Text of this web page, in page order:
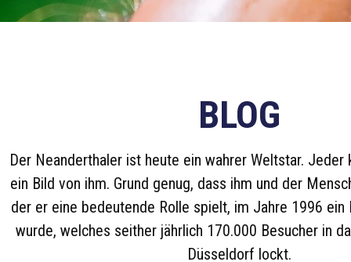
BLOG
Der Neanderthaler ist heute ein wahrer Weltstar. Jeder
ein Bild von ihm. Grund genug, dass ihm und der
der er eine bedeutende Rolle spielt, im Jahre 1996
wurde, welches seither jährlich 170.000 Besucher in
Düsseldorf lockt.